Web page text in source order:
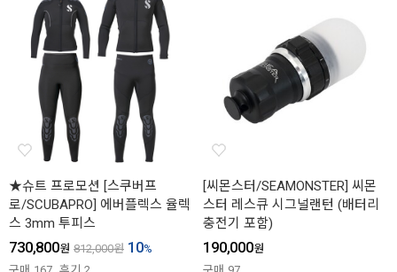
★슈트 프로모션 [스쿠버프
로/SCUBAPRO] 에버플렉스 율렉
스 3mm 투피스
730,800원 812,000원 10%
[씨몬스터/SEAMONSTER] 씨몬
스터 레스큐 시그널랜턴 (배터리
충전기 포함)
190,000원